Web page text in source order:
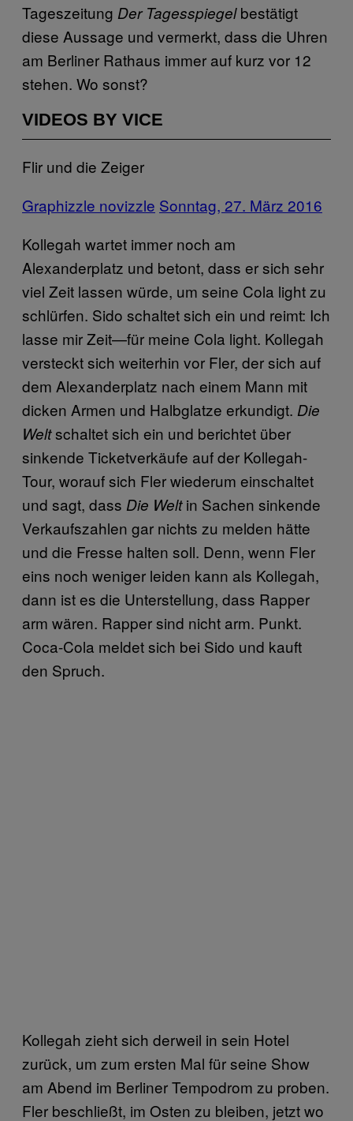
Tageszeitung Der Tagesspiegelbestätigt
diese Aussage und vermerkt, dass die Uhren
am Berliner Rathaus immer auf kurz vor 12
stehen. Wo sonst?
VIDEOS BY VICE
Flir und die Zeiger
Graphizzle novizzle Sonntag, 27. März 2016
Kollegah wartet immer noch am
Alexanderplatz und betont, dass er sich sehr
viel Zeit lassen würde, um seine Cola light zu
schlürfen. Sido schaltet sich ein und reimt: Ich
lasse mir Zeit—für meine Cola light. Kollegah
versteckt sich weiterhin vor Fler, der sich auf
dem Alexanderplatz nach einem Mann mit
dicken Armen und Halbglatze erkundigt. Die
Weltschaltet sich ein und berichtet über
sinkende Ticketverkäufe auf der Kollegah-
Tour, worauf sich Fler wiederum einschaltet
und sagt, dass Die Weltin Sachen sinkende
Verkaufszahlen gar nichts zu melden hätte
und die Fresse halten soll. Denn, wenn Fler
eins noch weniger leiden kann als Kollegah,
dann ist es die Unterstellung, dass Rapper
arm wären. Rapper sind nicht arm. Punkt.
Coca-Cola meldet sich bei Sido und kauft
den Spruch.
Kollegah zieht sich derweil in sein Hotel
zurück, um zum ersten Mal für seine Show
am Abend im Berliner Tempodrom zu proben.
Fler beschließt, im Osten zu bleiben, jetzt wo